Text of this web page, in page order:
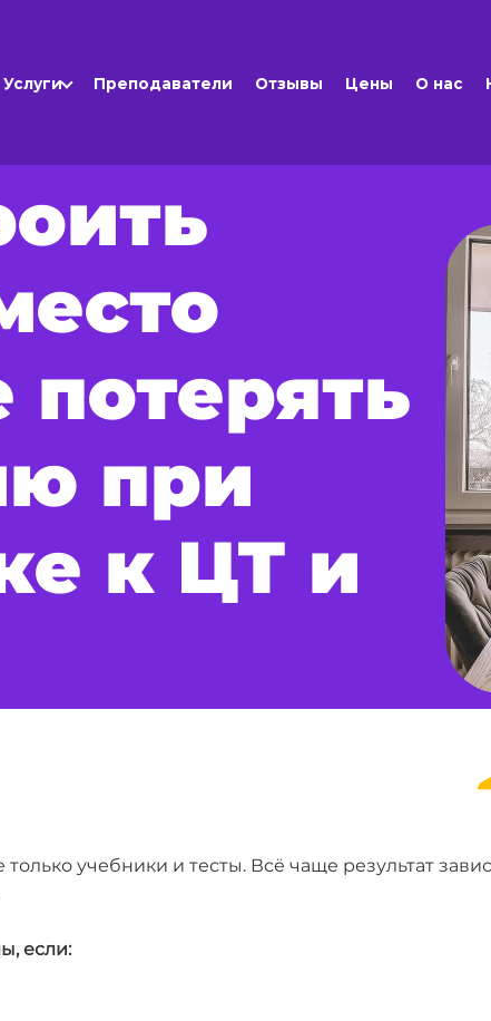
Услуги Преподаватели Отзывы Цены О нас
при
к ЦТ и
только учебники и тесты. Всё чаще результат
если: